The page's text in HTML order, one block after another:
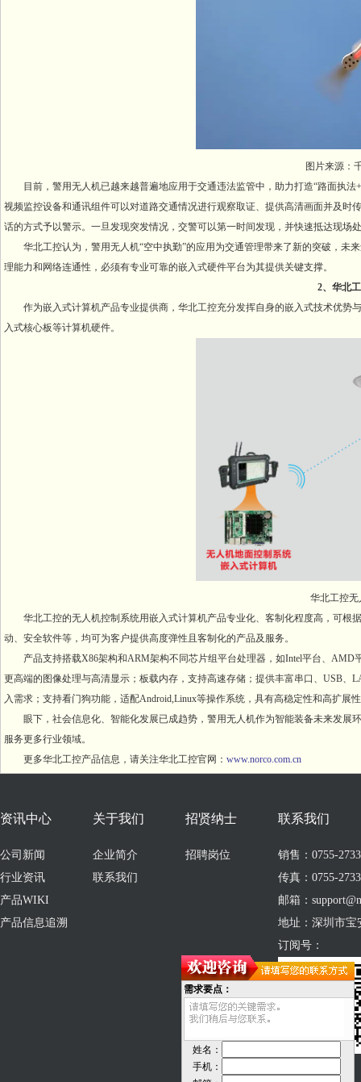
图片来源：
目前，警用无人机已越来越普遍地应用于交通违法监管中，助力打造“路面执
视频监控设备和通讯组件可以对道路交通情况进行观察取证、提供高清画面并及
话的方式予以警示。一旦发现突发情况，交警可以第一时间发现，并快速抵达现场
华北工控认为，警用无人机“空中执勤”的应用为交通管理带来了新的突破，
理能力和网络连通性，必须有专业可靠的嵌入式硬件平台为其提供关键支撑。
2、华北
作为嵌入式计算机产品专业提供商，华北工控充分发挥自身的嵌入式技术优
入式核心板等计算机硬件。
华北工控
华北工控的无人机控制系统用嵌入式计算机产品专业化、客制化程度高，可
动、安全软件等，均可为客户提供高度弹性且客制化的产品及服务。
产品支持搭载X86架构和ARM架构不同芯片组平台处理器，如Intel平台、
更高端的图像处理与高清显示；板载内存，支持高速存储；提供丰富串口、USB
入需求；支持看门狗功能，适配Android,Linux等操作系统，具有高稳定性和高扩展
眼下，社会信息化、智能化发展已成趋势，警用无人机作为智能装备未来发
服务更多行业领域。
更多华北工控产品信息，请关注华北工控官网： www.norco.com.cn
资讯中心
公司新闻
行业资讯
产品WIKI
产品信息追溯
关于我们
企业简介
联系我们
招贤纳士
招聘岗位
联系我们
销售：0755-
传真：0755-
邮箱：
地址：深圳市宝
订阅号：